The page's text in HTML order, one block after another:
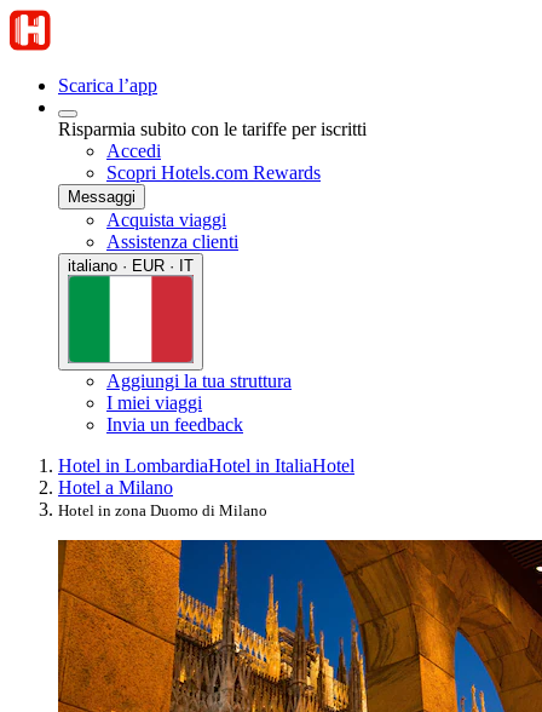
Scarica l’app
Risparmia subito con le tariffe per iscritti
Accedi
Scopri Hotels.com Rewards
Messaggi
Acquista viaggi
Assistenza clienti
italiano · EUR · IT
Aggiungi la tua struttura
I miei viaggi
Invia un feedback
Hotel in LombardiaHotel in ItaliaHotel
Hotel a Milano
Hotel in zona Duomo di Milano